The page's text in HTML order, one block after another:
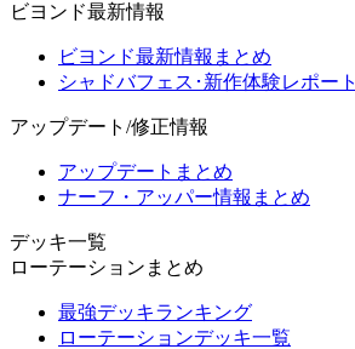
ビヨンド最新情報
ビヨンド最新情報まとめ
シャドバフェス･新作体験レポート
アップデート/修正情報
アップデートまとめ
ナーフ・アッパー情報まとめ
デッキ一覧
ローテーションまとめ
最強デッキランキング
ローテーションデッキ一覧